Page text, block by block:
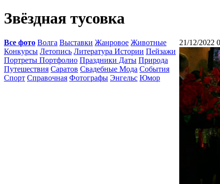
Звёздная тусовка
Все фото Волга Выставки Жанровое Животные
Конкурсы Летопись Литература Истории Пейзажи
Портреты Портфолио Праздники Даты Природа
Путешествия Саратов Свадебные Мода События
Спорт Справочная Фотографы Энгельс Юмор
21/12/2022